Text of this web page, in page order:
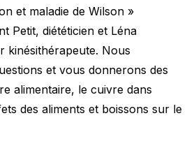
et maladie de Wilson »
Petit, diététicien et Léna
kinésithérapeute. Nous
et vous donnerons des
alimentaire, le cuivre dans
des aliments et boissons sur le